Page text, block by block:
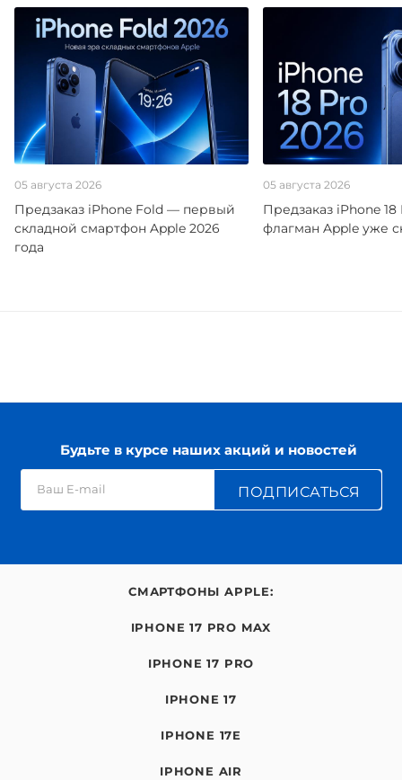
05 августа 2026
Предзаказ iPhone Fold — первый
складной смартфон Apple 2026
года
05 августа 2026
Предзаказ iPhone
флагман Apple уже
Будьте в курсе наших акций и новостей
ПОДПИСАТЬСЯ
СМАРТФОНЫ APPLE:
IPHONE 17 PRO MAX
IPHONE 17 PRO
IPHONE 17
IPHONE 17E
IPHONE AIR